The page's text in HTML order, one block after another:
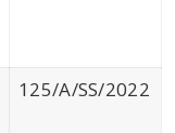
125/A/SS/2022